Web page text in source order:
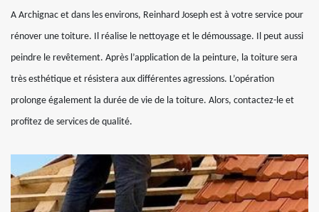
A Archignac et dans les environs, Reinhard Joseph est à votre service pour
rénover une toiture. Il réalise le nettoyage et le démoussage. Il peut aussi
peindre le revêtement. Après l’application de la peinture, la toiture sera
très esthétique et résistera aux différentes agressions. L’opération
prolonge également la durée de vie de la toiture. Alors, contactez-le et
profitez de services de qualité.